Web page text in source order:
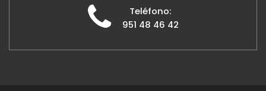
Teléfono:
951 48 46 42